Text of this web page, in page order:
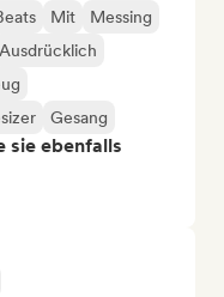
Mit
Messing
Ausdrücklich
Gesang
sie ebenfalls